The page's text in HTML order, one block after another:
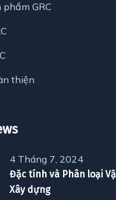
GRC
thiện
4 Tháng 7, 2024
Đặc tính và Phân loại
Xây dựng